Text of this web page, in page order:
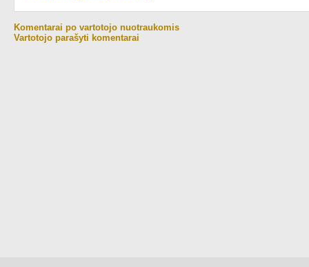
Komentarai po vartotojo nuotraukomis
Vartotojo parašyti komentarai